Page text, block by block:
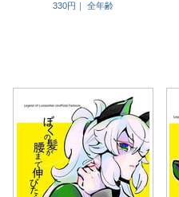
330円｜
全年齢